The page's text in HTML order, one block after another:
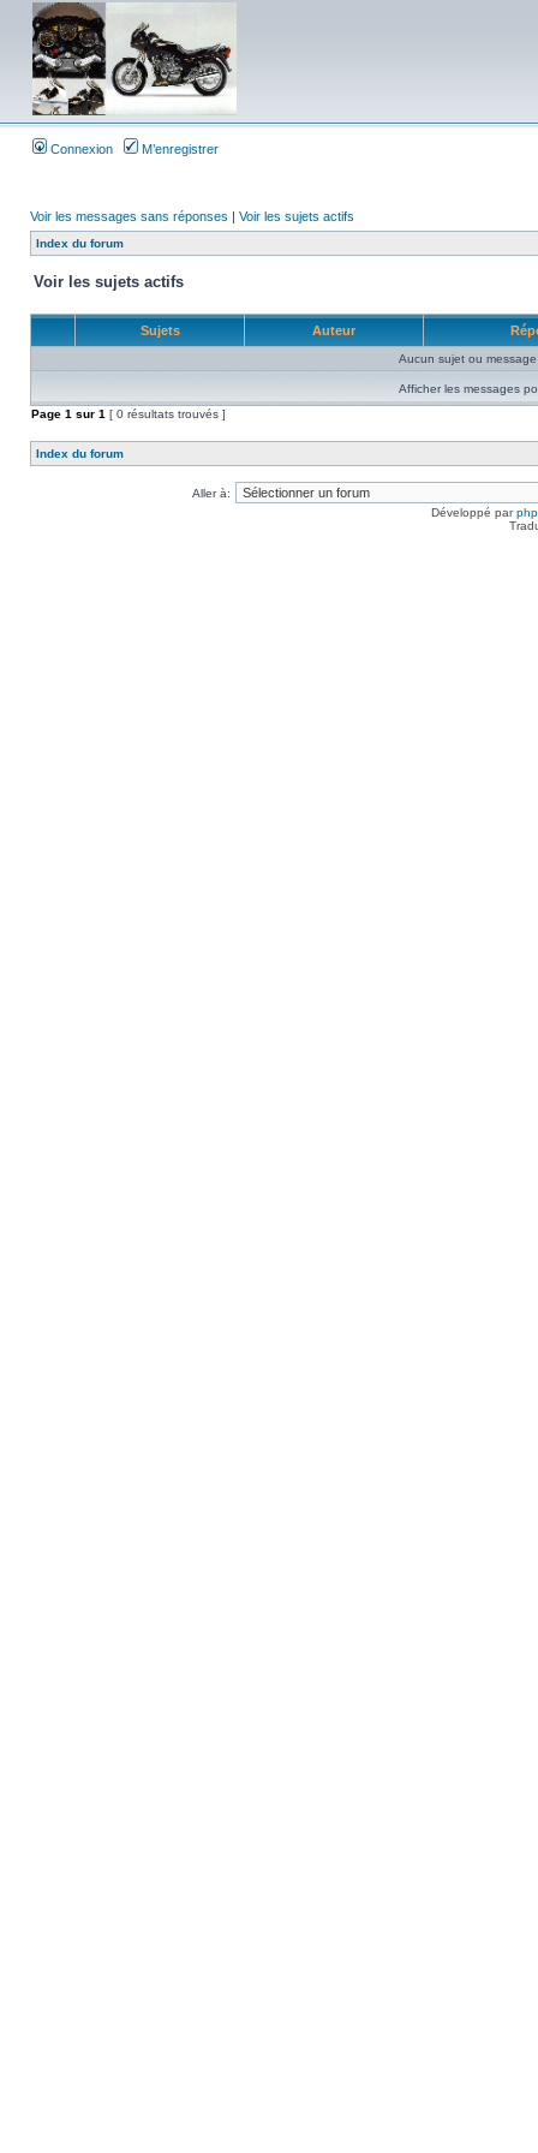
Connexion M’enregistrer
Voir les messages sans réponses | Voir les sujets actifs
Index du forum
Voir les sujets actifs
Sujets Auteur
Aucun sujet ou
Afficher les messages
Page 1 sur 1 [ 0 résultats trouvés ]
Index du forum
Aller à:
Développé par